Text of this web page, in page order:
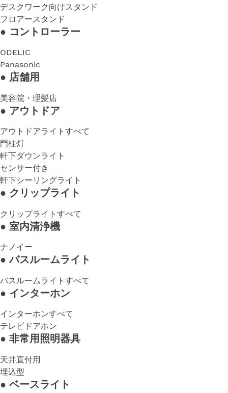
デスクワーク向けスタンド
フロアースタンド
● コントローラー
ODELIC
Panasonic
● 店舗用
美容院・理髪店
● アウトドア
アウトドアライトすべて
門柱灯
軒下ダウンライト
センサー付き
軒下シーリングライト
● クリップライト
クリップライトすべて
● 室内清浄機
ナノイー
●バスルームライト
バスルームライトすべて
● インターホン
インターホンすべて
テレビドアホン
● 非常用照明器具
天井直付用
埋込型
● ベースライト